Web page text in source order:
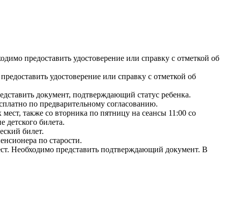
предоставить удостоверение или справку с отметкой об
удостоверение или справку с отметкой об
документ, подтверждающий статус ребенка.
по предварительному согласованию.
также со вторника по пятницу на сеансы 11:00 со
билета.
билет.
по старости.
Необходимо представить подтверждающий документ. В